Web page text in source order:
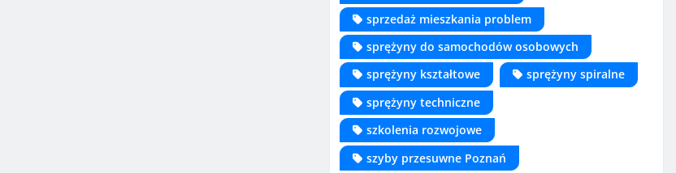
sprzedaż mieszkania problem
sprężyny do samochodów osobowych
sprężyny kształtowe
sprężyny spiralne
sprężyny techniczne
szkolenia rozwojowe
szyby przesuwne Poznań